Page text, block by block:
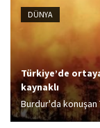
DÜNYA
Türkiye’de
kaynaklı
Burdur'da konuşan
Gizligider,